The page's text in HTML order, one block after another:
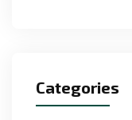
Categories